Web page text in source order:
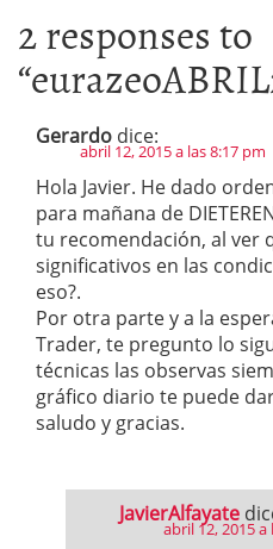
2 responses to
“
Gerardo dice:
abril 12, 2015 a las 8:17 pm
Hola Javier. He dado
para mañana de
tu recomendación, al ver
significativos en las
eso?.
Por otra parte y a la
Trader, te pregunto lo
técnicas las observas
gráfico diario te puede
saludo y gracias.
JavierAlfayate
abril 12, 2015 a